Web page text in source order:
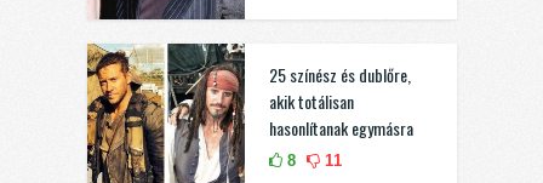
25 színész és dublőre,
akik totálisan
hasonlítanak egymásra
8 11